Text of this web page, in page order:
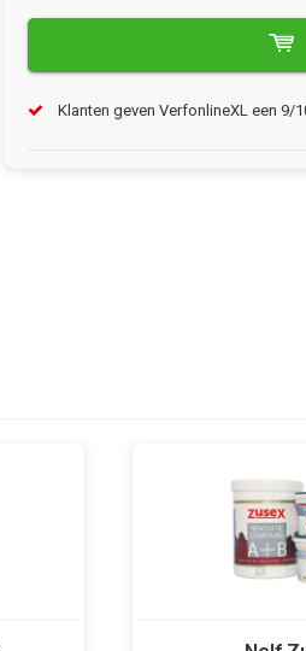
Klanten geven VerfonlineXL een 9/